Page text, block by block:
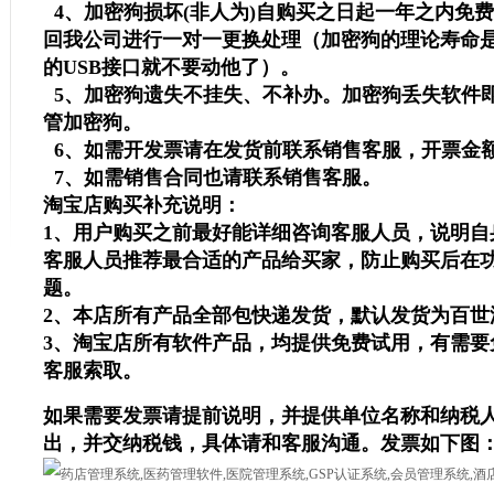
4、加密狗损坏(非人为)自购买之日起一年之内免
回我公司进行一对一更换处理（加密狗的理论寿命
的USB接口就不要动他了）。
5、加密狗遗失不挂失、不补办。加密狗丢失软件
管加密狗。
6、如需开发票请在发货前联系销售客服，开票金
7、如需销售合同也请联系销售客服。
淘宝店购买补充说明：
1、用户购买之前最好能详细咨询客服人员，说明
客服人员推荐最合适的产品给买家，防止购买后在
题。
2、本店所有产品全部包快递发货，默认发货为百
3、淘宝店所有软件产品，均提供免费试用，有需
客服索取。
如果需要发票请提前说明，并提供单位名称和纳税
出，并交纳税钱，具体请和客服沟通。发票如下图